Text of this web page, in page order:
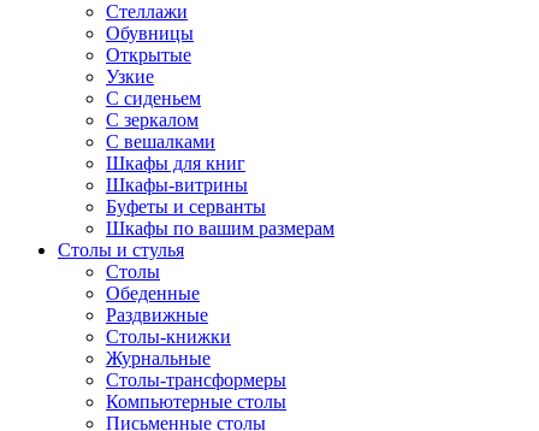
Стеллажи
Обувницы
Открытые
Узкие
С сиденьем
С зеркалом
С вешалками
Шкафы для книг
Шкафы-витрины
Буфеты и серванты
Шкафы по вашим размерам
Столы и стулья
Столы
Обеденные
Раздвижные
Столы-книжки
Журнальные
Столы-трансформеры
Компьютерные столы
Письменные столы